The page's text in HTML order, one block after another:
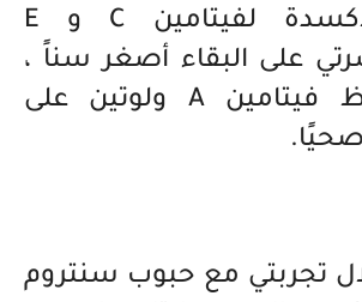
مضادات الأكسدة لفيتامين C و E
على البقاء أصغر سناً ،
كما سيحافظ فيتامين A ولوتين على
تجربتي مع حبوب سنتروم